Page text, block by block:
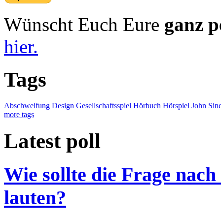
Wünscht Euch Eure ganz
hier.
Tags
Abschweifung Design Gesellschaftsspiel Hörbuch Hörspiel John
more tags
Latest poll
Wie sollte die Frage
lauten?